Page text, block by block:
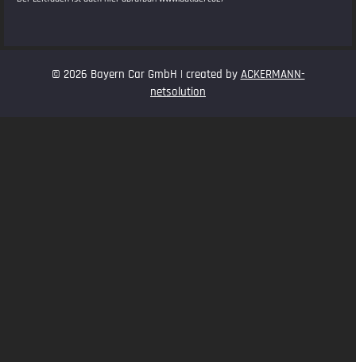
© 2026 Bayern Car GmbH | created by ACKERMANN-
netsolution